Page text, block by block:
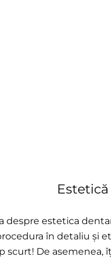
despre estetica
în detaliu și
De asemenea,